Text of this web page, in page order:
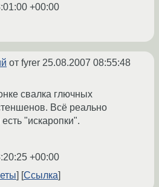
+00:00
от fyrer 25.08.2007 08:55:48
свалка глючных
Всё реально
"искаропки".
+00:00
Ссылка